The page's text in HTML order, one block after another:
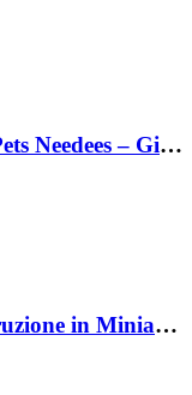
Giocattolo Interattivo
in Miniatura